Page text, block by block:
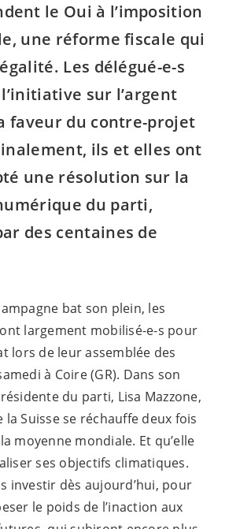
le Oui à l’imposition
une réforme fiscale qui
Les délégué-e-s
sur l’argent
faveur du contre-projet
ils et elles ont
une résolution sur la
du parti,
des centaines de
bat son plein, les
largement mobilisé-e-s pour
lors de leur assemblée des
à Coire (GR). Dans son
du parti, Lisa Mazzone,
la Suisse se réchauffe deux fois
moyenne mondiale. Et qu’elle
ses objectifs climatiques.
investir dès aujourd’hui, pour
le poids de l’inaction aux